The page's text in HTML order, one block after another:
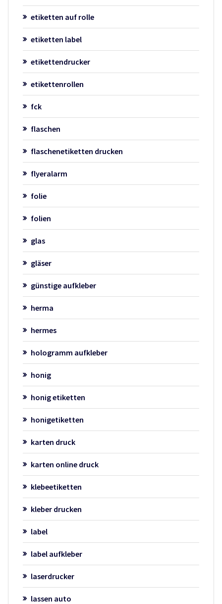
etiketten auf rolle
etiketten label
etikettendrucker
etikettenrollen
fck
flaschen
flaschenetiketten drucken
flyeralarm
folie
folien
glas
gläser
günstige aufkleber
herma
hermes
hologramm aufkleber
honig
honig etiketten
honigetiketten
karten druck
karten online druck
klebeetiketten
kleber drucken
label
label aufkleber
laserdrucker
lassen auto